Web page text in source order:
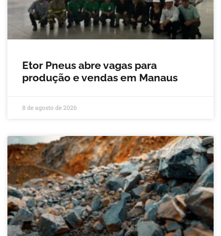
Etor Pneus abre vagas para
produção e vendas em Manaus
8 de agosto de 2026